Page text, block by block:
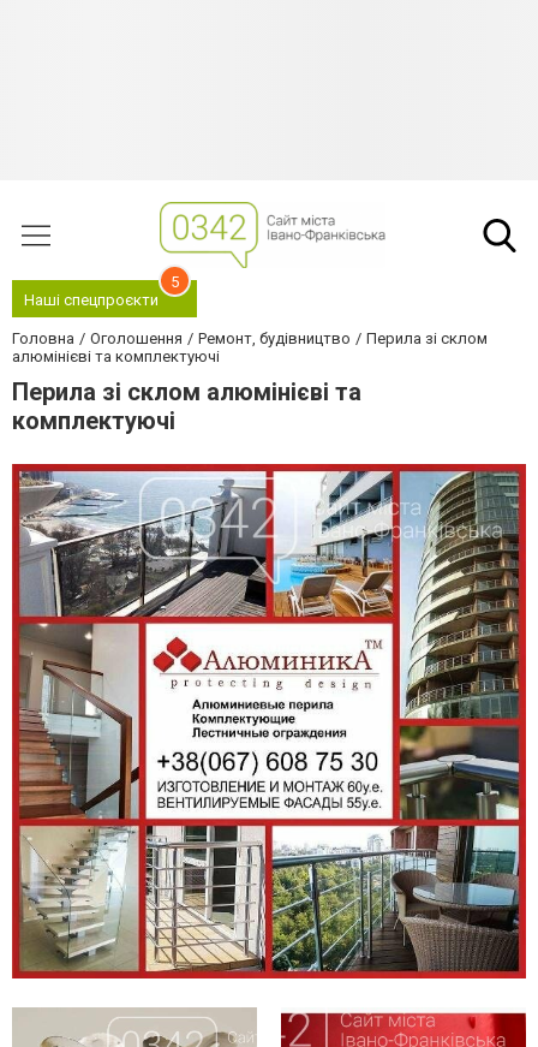
Наші спецпроєкти
5
Головна Оголошення Ремонт, будівництво
Перила зі склом
алюмінієві та комплектуючі
Перила зі склом алюмінієві та
комплектуючі